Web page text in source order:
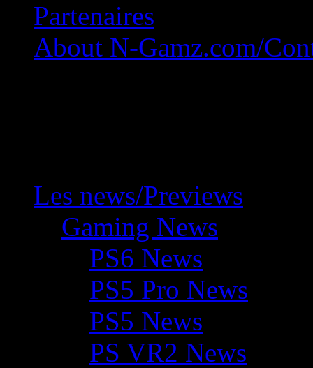
Partenaires
About N-Gamz.com/
Les news/Previews
Gaming News
PS6 News
PS5 Pro News
PS5 News
PS VR2 News